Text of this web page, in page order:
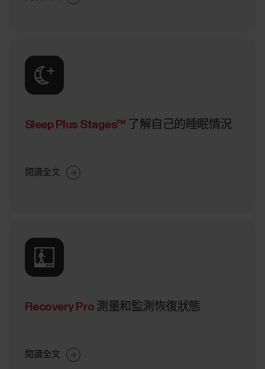
Sleep Plus Stages™ 了解自己的睡眠情況
閱讀全文
Recovery Pro 測量和監測恢復狀態
閱讀全文